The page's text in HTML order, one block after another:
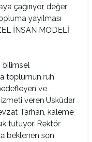
çağırıyor, değer
yayılması
İNSAN MODELİ’
bilimsel
toplumun ruh
ve
veren Üsküdar
Tarhan, kaleme
tutuyor. Rektör
beklenen son